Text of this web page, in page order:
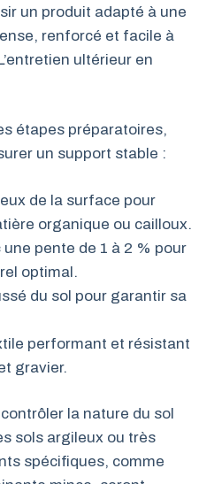
un produit adapté à une
renforcé et facile à
ultérieur en
étapes préparatoires,
un support stable :
de la surface pour
organique ou cailloux.
pente de 1 à 2 % pour
optimal.
du sol pour garantir sa
performant et résistant
gravier.
la nature du sol
sols argileux ou très
spécifiques, comme